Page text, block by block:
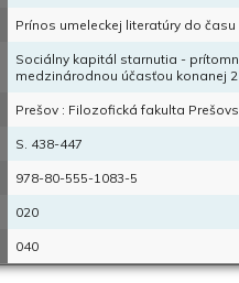
Prínos umeleckej literatúry do
Sociálny kapitál starnutia -
medzinárodnou účasťou konanej
Prešov : Filozofická fakulta
S. 438-447
978-80-555-1083-5
020
040